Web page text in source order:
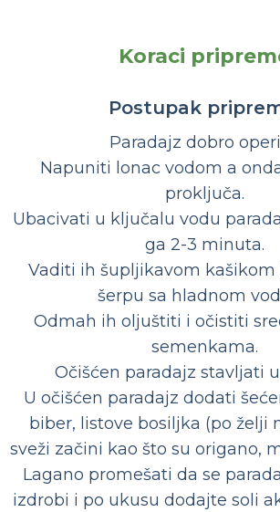
Koraci
Postupak
Paradajz dobro
Napuniti lonac vodom a
proključa.
Ubacivati u ključalu vodu
ga 2-3 minuta.
Vaditi ih šupljikavom kašikom
šerpu sa hladnom
Odmah ih oljuštiti i očistiti
semenkama.
Očišćen paradajz stavljati
U očišćen paradajz dodati
biber, listove bosiljka (po želji
sveži začini kao što su origano,
Lagano promešati da se
izdrobi i po ukusu dodajte soli